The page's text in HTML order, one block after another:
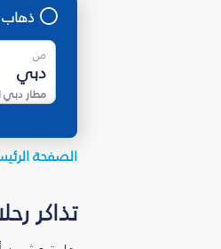
من
مطار دبي
الصفحة
تذاكر